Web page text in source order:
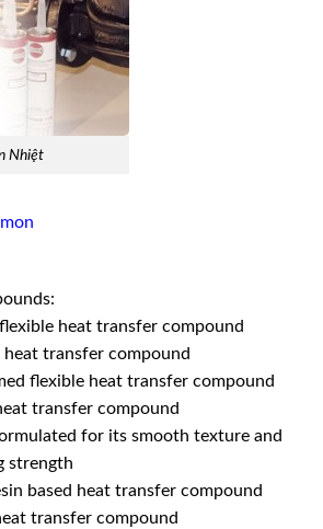
Nhiệt
heat transfer compound
transfer compound
flexible heat transfer compound
transfer compound
for its smooth texture and
strength
based heat transfer compound
transfer compound